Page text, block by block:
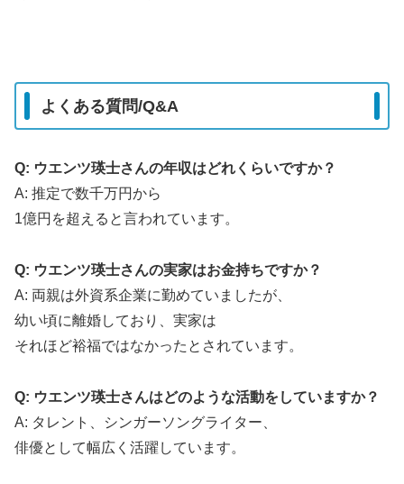
よくある質問/Q&A
Q: ウエンツ瑛士さんの年収はどれくらいですか？
A: 推定で数千万円から
1億円を超えると言われています。
Q: ウエンツ瑛士さんの実家はお金持ちですか？
A: 両親は外資系企業に勤めていましたが、
幼い頃に離婚しており、実家は
それほど裕福ではなかったとされています。
Q: ウエンツ瑛士さんはどのような活動をしていますか？
A: タレント、シンガーソングライター、
俳優として幅広く活躍しています。